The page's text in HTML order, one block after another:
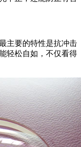
要的特性是抗冲击
轻松自如，不仅看得